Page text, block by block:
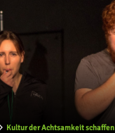
Kultur der Achtsamkeit schaffen